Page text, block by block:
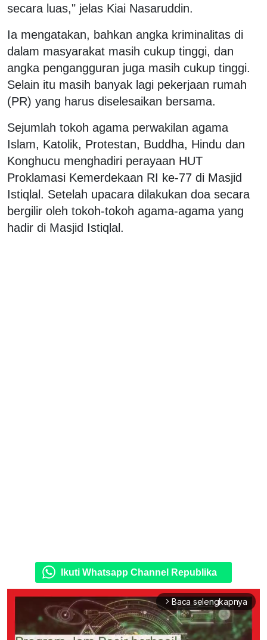
secara luas," jelas Kiai Nasaruddin.
Ia mengatakan, bahkan angka kriminalitas di
dalam masyarakat masih cukup tinggi, dan
angka pengangguran juga masih cukup tinggi.
Selain itu masih banyak lagi pekerjaan rumah
(PR) yang harus diselesaikan bersama.
Sejumlah tokoh agama perwakilan agama
Islam, Katolik, Protestan, Buddha, Hindu dan
Konghucu menghadiri perayaan HUT
Proklamasi Kemerdekaan RI ke-77 di Masjid
Istiqlal. Setelah upacara dilakukan doa secara
bergilir oleh tokoh-tokoh agama-agama yang
hadir di Masjid Istiqlal.
Ikuti Whatsapp Channel Republika
arrow_forward_ios Baca selengkapnya